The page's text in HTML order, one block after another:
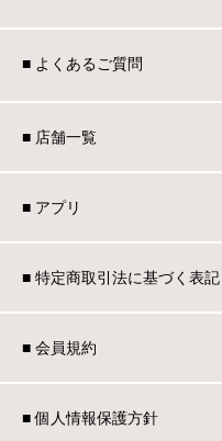
■ よくあるご質問
■ 店舗一覧
■ アプリ
■ 特定商取引法に基づく表記
■ 会員規約
■ 個人情報保護方針